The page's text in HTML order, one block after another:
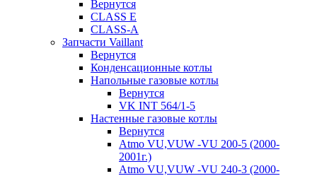
Вернутся
CLASS E
CLASS-A
Запчасти Vaillant
Вернутся
Конденсационные котлы
Напольные газовые котлы
Вернутся
VK INT 564/1-5
Настенные газовые котлы
Вернутся
Atmo VU,VUW -VU 200-5 (2000-
2001г.)
Atmo VU,VUW -VU 240-3 (2000-